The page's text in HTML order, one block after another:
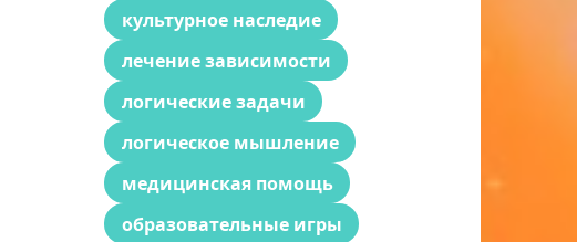
культурное наследие
лечение зависимости
логические задачи
логическое мышление
медицинская помощь
образовательные игры